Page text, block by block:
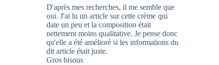
D'après mes recherches, il me semble que
oui. J'ai lu un article sur cette crème qui
date un peu et la composition était
nettement moins qualitative. Je pense donc
qu'elle a été amélioré si les informations du
dit article était juste.
Gros bisous